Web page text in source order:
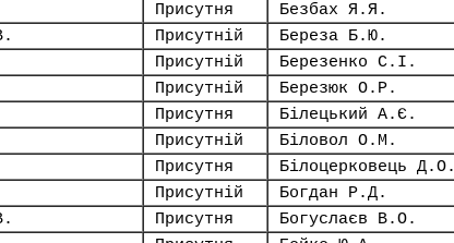
Присутня Безбах Я.Я.
Присутній Береза Б.Ю.
Присутній Березенко С.І.
Присутній Березюк О.Р.
Присутня Білецький А.Є.
Присутній Біловол О.М.
Присутня Білоцерковець Д.О.
Присутній Богдан Р.Д.
Присутня Богуслаєв В.О.